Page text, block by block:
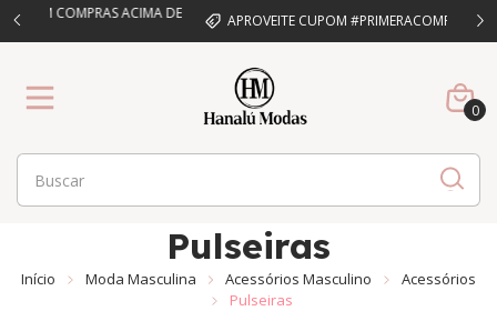
DE APROVEITE CUPOM #PRIMERACOMPRA COM 10%OFF
0
Pulseiras
Início Moda Masculina Acessórios Masculino
Acessórios
Pulseiras